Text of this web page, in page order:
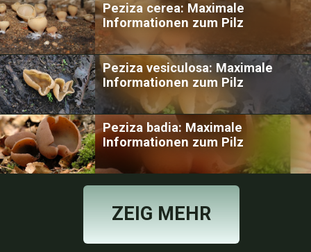
Peziza cerea: Maximale
Informationen zum Pilz
Peziza vesiculosa: Maximale
Informationen zum Pilz
Peziza badia: Maximale
Informationen zum Pilz
ZEIG MEHR